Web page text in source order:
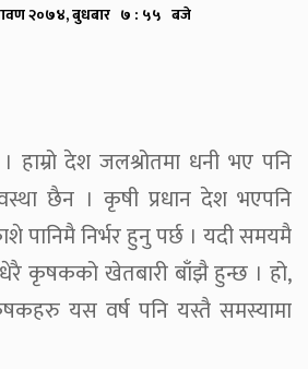
२०७४, बुधबार ७ : ५५ बजे
हाम्रो देश जलश्रोतमा धनी भए पनि
छैन । कृषी प्रधान देश भएपनि
निर्भर हुनु पर्छ । यदी समयमै
कृषकको खेतबारी बाँझै हुन्छ । हो,
यस वर्ष पनि यस्तै समस्यामा